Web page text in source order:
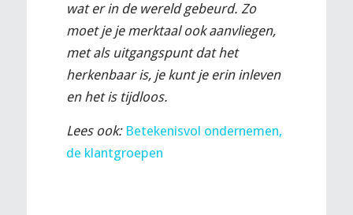
wat er in de wereld gebeurd. Zo
moet je je merktaal ook aanvliegen,
met als uitgangspunt dat het
herkenbaar is, je kunt je erin inleven
en het is tijdloos.
Lees ook: Betekenisvol ondernemen,
de klantgroepen